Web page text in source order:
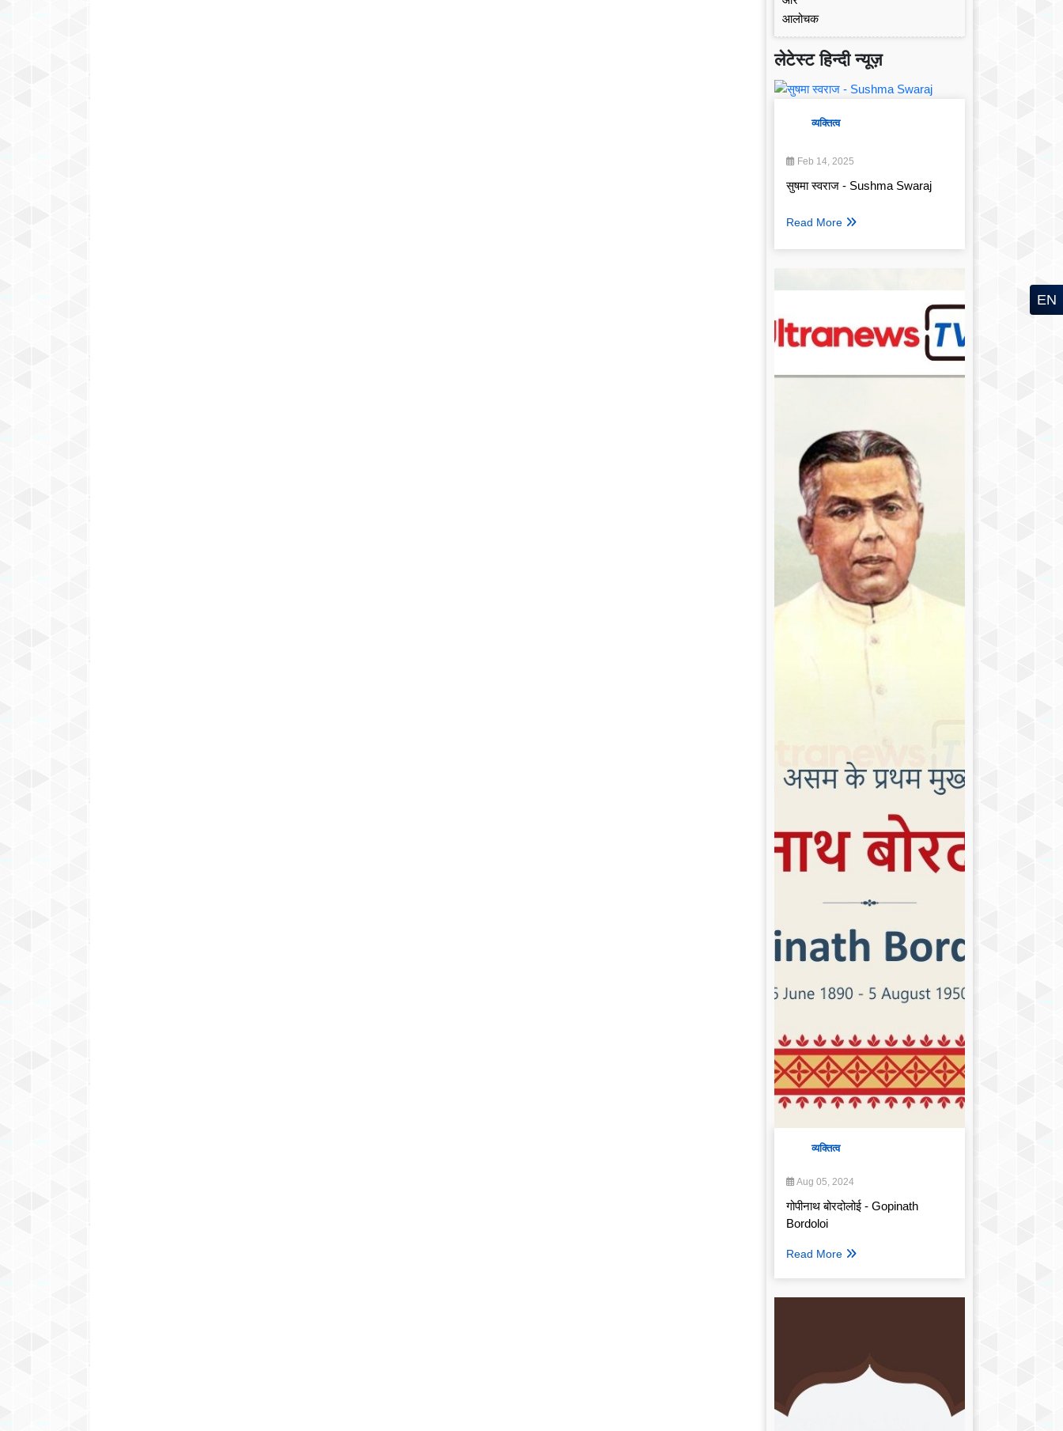
लेटेस्ट हिन्दी न्यूज़
व्यक्तित्व
Feb 14, 2025
सुषमा स्वराज - Sushma Swaraj
Read More
व्यक्तित्व
Aug 05, 2024
गोपीनाथ बोरदोलोई - Gopinath
Bordoloi
Read More
EN